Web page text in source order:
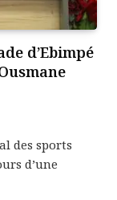
d’Ebimpé
des sports
d’une